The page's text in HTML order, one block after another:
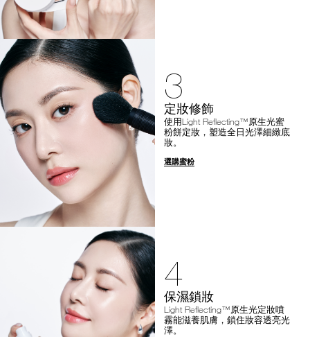
3
定妝修飾
使用Light Reflecting™原生光蜜
粉餅定妝，塑造全日光澤細緻底
妝。
選購蜜粉
4
保濕鎖妝
Light Reflecting™原生光定妝噴
霧能滋養肌膚，鎖住妝容透亮光
澤。